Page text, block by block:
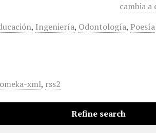
cambia a
, Ingeniería, Odontología, Poesía
omeka-xml, rss2
Refine search